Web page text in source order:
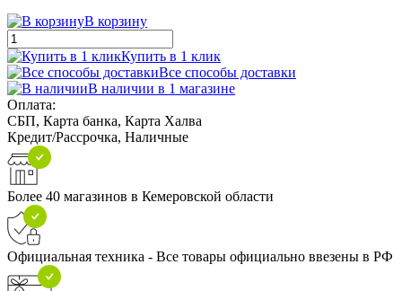
В корзину
Купить в 1 клик
Все способы доставки
В наличии в 1 магазине
Оплата:
СБП, Карта банка, Карта Халва
Кредит/Рассрочка, Наличные
Более 40 магазинов в Кемеровской области
Официальная техника - Все товары официально ввезены в РФ